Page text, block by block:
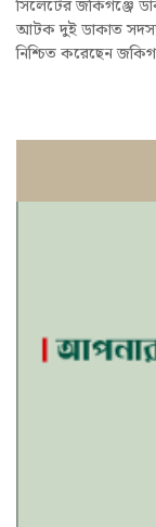
সিলেটের জকিগঞ্জে
আটক দুই ডাকাত
নিশ্চিত করেছেন